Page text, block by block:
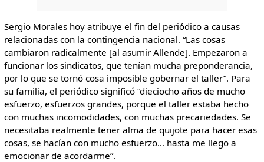
Sergio Morales hoy atribuye el fin del periódico a causas
relacionadas con la contingencia nacional. “Las cosas
cambiaron radicalmente [al asumir Allende]. Empezaron a
funcionar los sindicatos, que tenían mucha preponderancia,
por lo que se tornó cosa imposible gobernar el taller”. Para
su familia, el periódico significó “dieciocho años de mucho
esfuerzo, esfuerzos grandes, porque el taller estaba hecho
con muchas incomodidades, con muchas precariedades. Se
necesitaba realmente tener alma de quijote para hacer esas
cosas, se hacían con mucho esfuerzo… hasta me llego a
emocionar de acordarme”.